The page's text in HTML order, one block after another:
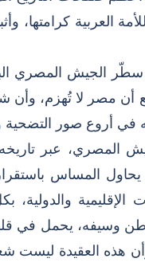
العربية كرامتها،
سطّر الجيش المصري
أن مصر لا تُهزم، وأن
أروع صور التضحية
المصري، عبر
المساس
الإقليمية
وسيفه، يحمل في
هذه العقيدة ليست